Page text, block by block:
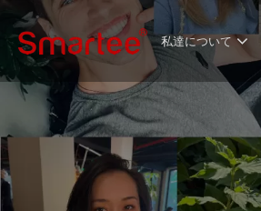
私達について